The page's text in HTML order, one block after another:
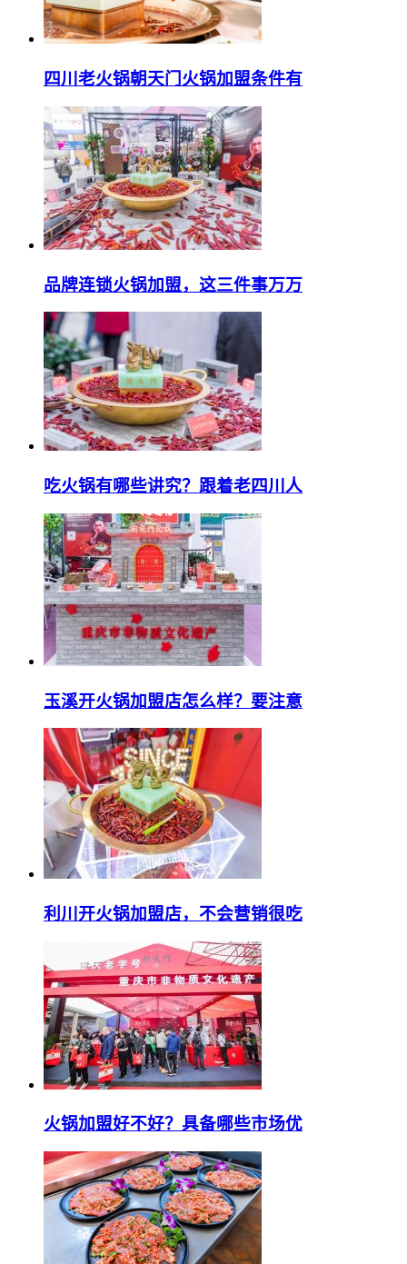
四川老火锅朝天门火锅加盟条件有
品牌连锁火锅加盟，这三件事万万
吃火锅有哪些讲究？跟着老四川人
玉溪开火锅加盟店怎么样？要注意
利川开火锅加盟店，不会营销很吃
火锅加盟好不好？具备哪些市场优